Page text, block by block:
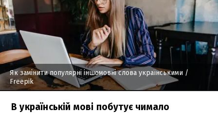
Як замінити популярні іншомовні слова українськими /
Freepik
В українській мові побутує чимало